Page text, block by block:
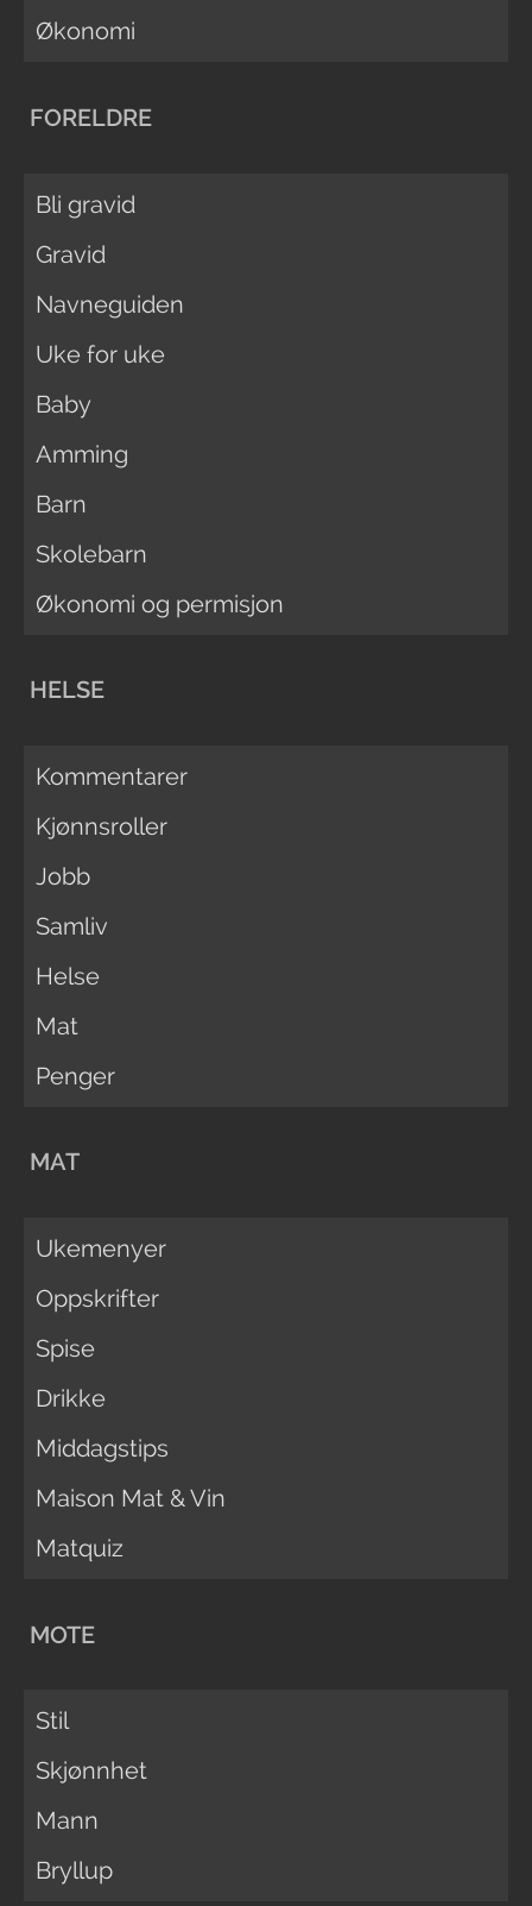
Økonomi
FORELDRE
Bli gravid
Gravid
Navneguiden
Uke for uke
Baby
Amming
Barn
Skolebarn
Økonomi og permisjon
HELSE
Kommentarer
Kjønnsroller
Jobb
Samliv
Helse
Mat
Penger
MAT
Ukemenyer
Oppskrifter
Spise
Drikke
Middagstips
Maison Mat & Vin
Matquiz
MOTE
Stil
Skjønnhet
Mann
Bryllup